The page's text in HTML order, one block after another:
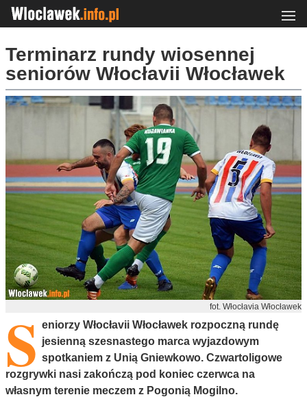
Terminarz rundy wiosennej
seniorów Włocłavii Włocławek
fot. Włocłavia Włocławek
S eniorzy Włocłavii Włocławek rozpoczną rundę
jesienną szesnastego marca wyjazdowym
spotkaniem z Unią Gniewkowo. Czwartoligowe
rozgrywki nasi zakończą pod koniec czerwca na
własnym terenie meczem z Pogonią Mogilno.